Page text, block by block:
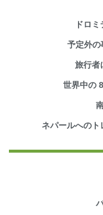
ドロ
予定外の
旅行者
世界中の
ネパールへのト